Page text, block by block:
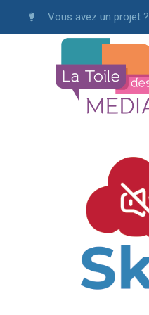
Vous avez un projet ?